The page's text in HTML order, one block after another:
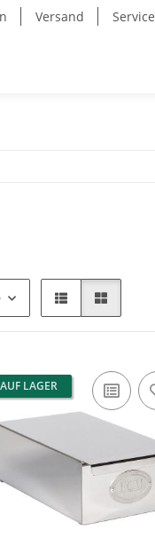
Versand Service
AUF LAGER